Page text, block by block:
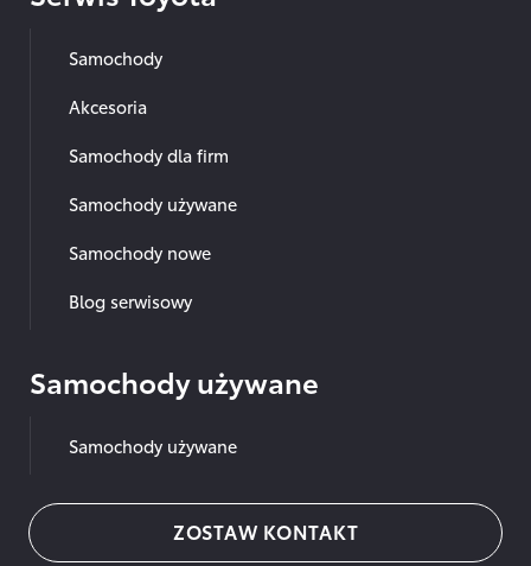
Samochody
Akcesoria
Samochody dla firm
Samochody używane
Samochody nowe
Blog serwisowy
Samochody używane
Samochody używane
ZOSTAW KONTAKT